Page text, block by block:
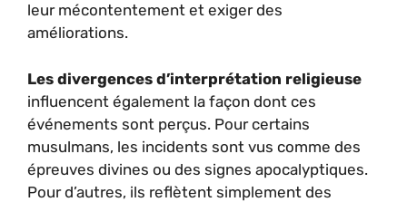
leur mécontentement et exiger des
améliorations.
Les divergences d’interprétation religieuse
influencent également la façon dont ces
événements sont perçus. Pour certains
musulmans, les incidents sont vus comme des
épreuves divines ou des signes apocalyptiques.
Pour d’autres, ils reflètent simplement des